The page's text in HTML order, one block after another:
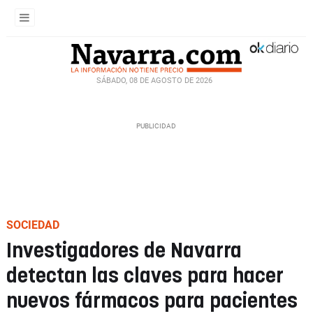
SÁBADO, 08 DE AGOSTO DE 2026
SOCIEDAD
Investigadores de Navarra
detectan las claves para hacer
nuevos fármacos para pacientes